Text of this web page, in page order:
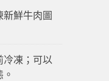
鮮牛肉圖
冷凍；可以